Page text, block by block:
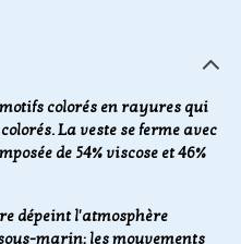
colorés en rayures qui
La veste se ferme avec
de 54% viscose et 46%
dépeint l'atmosphère
marin; les mouvements